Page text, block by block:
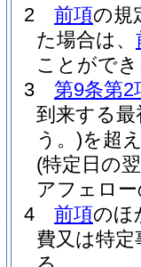
2 前項の規
た場合は、
ことがで
3
第9条第2
到来する最
う。)を超
(特定日の
アフェロ
4
前項のほ
費又は特